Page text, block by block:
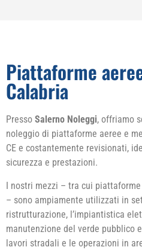
Piattaforme
Calabria
Presso Salerno Noleggi, offriamo
noleggio di piattaforme aeree e
CE e costantemente revisionati,
sicurezza e prestazioni.
I nostri mezzi – tra cui
– sono ampiamente utilizzati in
ristrutturazione, l’impiantistica
manutenzione del verde pubblico
lavori stradali e le operazioni in